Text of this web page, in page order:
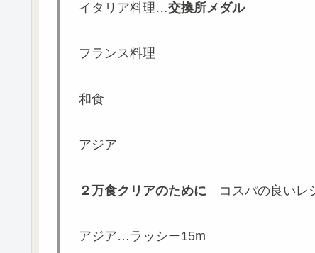
イタリア料理…交換所メダル
フランス料理
和食
アジア
２万食クリアのために コスパの良いレ
アジア…ラッシー15m